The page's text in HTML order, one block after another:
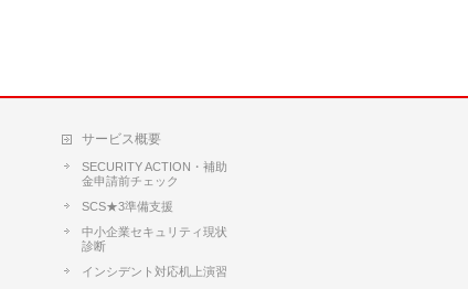
サービス概要
SECURITY ACTION・補助
金申請前チェック
SCS★3準備支援
中小企業セキュリティ現状
診断
インシデント対応机上演習